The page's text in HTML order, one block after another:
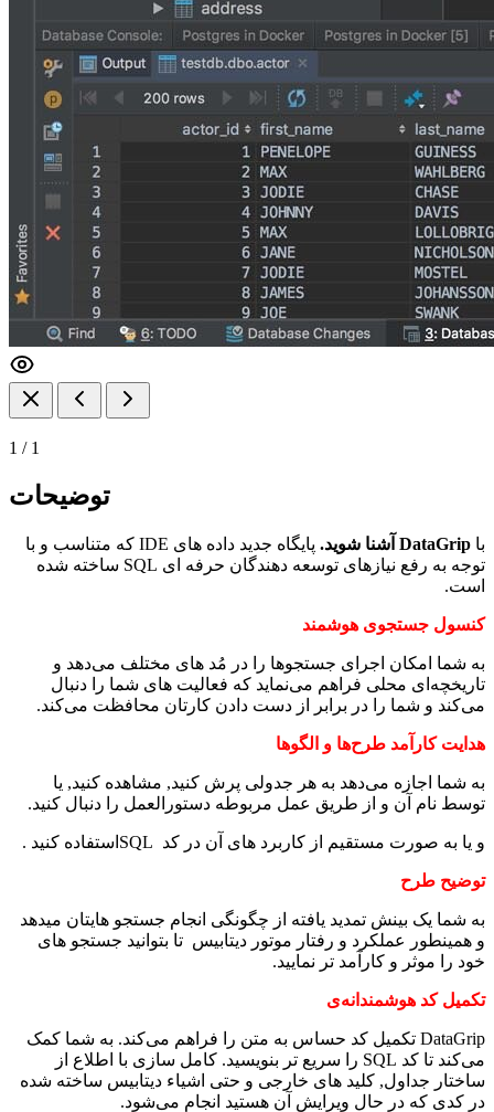
1 / 1
توضیحات
با DataGrip آشنا شوید.
پایگاه جدید داده های IDE که متناسب و با
توجه به رفع نیازهای توسعه دهندگان حرفه ای SQL ساخته شده
است.
کنسول جستجوی هوشمند
به شما امکان اجرای جستجوها را در مُد های مختلف می‌دهد و
تاریخچه‌ای محلی فراهم می‌نماید که فعالیت های شما را دنبال
می‌کند و شما را در برابر از دست دادن کارتان محافظت می‌کند.
هدایت کارآمد طرح‌ها و الگو‌ها
به شما اجازه می‌دهد به هر جدولی پرش کنید, مشاهده کنید, یا
توسط نام آن و از طریق عمل مربوطه دستورالعمل را دنبال کنید.
و یا به صورت مستقیم از کاربرد های آن در کد SQLاستفاده کنید .
توضیح طرح
به شما یک بینش تمدید یافته از چگونگی انجام جستجو هایتان میدهد
و همینطور عملکرد و رفتار موتور دیتابیس تا بتوانید جستجو های
خود را موثر و کارآمد تر نمایید.
تکمیل کد هوشمندانه‌ی
DataGrip تکمیل کد حساس به متن را فراهم می‌کند. به شما کمک
می‌کند تا کد SQL را سریع تر بنویسید. کامل سازی با اطلاع از
ساختار جداول, کلید های خارجی و حتی اشیاء دیتابیس ساخته شده
در کدی که در حال ویرایش آن هستید انجام می‌شود.